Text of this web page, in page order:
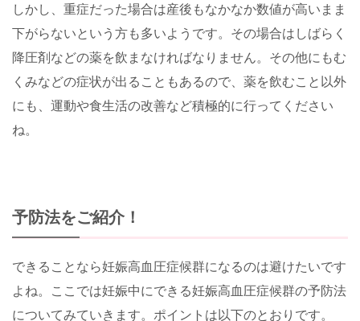
しかし、重症だった場合は産後もなかなか数値が高いまま
下がらないという方も多いようです。その場合はしばらく
降圧剤などの薬を飲まなければなりません。その他にもむ
くみなどの症状が出ることもあるので、薬を飲むこと以外
にも、運動や食生活の改善など積極的に行ってください
ね。
予防法をご紹介！
できることなら妊娠高血圧症候群になるのは避けたいです
よね。ここでは妊娠中にできる妊娠高血圧症候群の予防法
についてみていきます。ポイントは以下のとおりです。